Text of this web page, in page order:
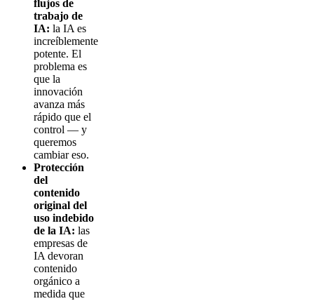
flujos de
trabajo de
IA: la IA es
increíblemente
potente. El
problema es
que la
innovación
avanza más
rápido que el
control — y
queremos
cambiar eso.
Protección
del
contenido
original del
uso indebido
de la IA: las
empresas de
IA devoran
contenido
orgánico a
medida que